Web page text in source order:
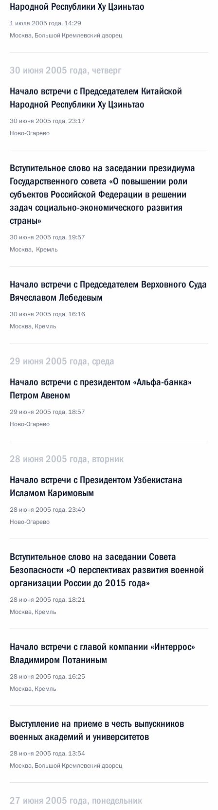
Народной Республики Ху Цзиньтао
1 июля 2005 года, 14:29
Москва, Большой Кремлевский дворец
30 июня 2005 года, четверг
Начало встречи с Председателем Китайской
Народной Республики Ху Цзиньтао
30 июня 2005 года, 23:17
Ново-Огарево
Вступительное слово на заседании президиума
Государственного совета «О повышении роли
субъектов Российской Федерации в решении
задач социально-экономического развития
страны»
30 июня 2005 года, 19:57
Москва, Кремль
Начало встречи с Председателем Верховного Суда
Вячеславом Лебедевым
30 июня 2005 года, 16:16
Москва, Кремль
29 июня 2005 года, среда
Начало встречи с президентом «Альфа-банка»
Петром Авеном
29 июня 2005 года, 18:57
Ново-Огарево
28 июня 2005 года, вторник
Начало встречи с Президентом Узбекистана
Исламом Каримовым
28 июня 2005 года, 23:40
Ново-Огарево
Вступительное слово на заседании Совета
Безопасности «О перспективах развития военной
организации России до 2015 года»
28 июня 2005 года, 18:21
Москва, Кремль
Начало встречи с главой компании «Интеррос»
Владимиром Потаниным
28 июня 2005 года, 16:25
Москва, Кремль
Выступление на приеме в честь выпускников
военных академий и университетов
28 июня 2005 года, 13:54
Москва, Большой Кремлевский дворец
27 июня 2005 года, понедельник